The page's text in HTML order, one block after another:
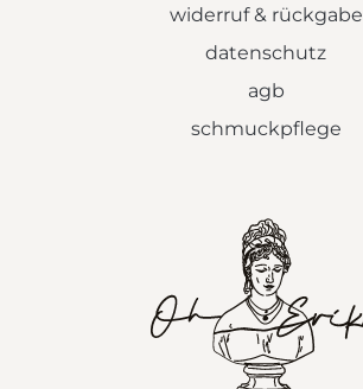
widerruf & rückgabe
datenschutz
agb
schmuckpflege